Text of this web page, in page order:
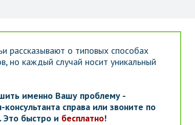
рассказывают о типовых способах
но каждый случай носит уникальный
именно Вашу проблему -
справа или звоните по
. Это быстро и бесплатно!